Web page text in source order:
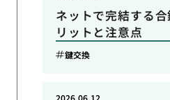
ネットで完結する
リットと注意点
鍵交換